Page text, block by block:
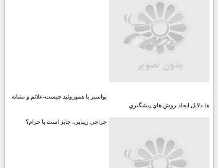
ها-دلايل ايجاد-روش هاي پيشگيري